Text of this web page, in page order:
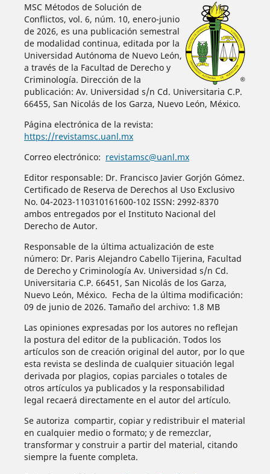
MSC Métodos de Solución de
Conflictos, vol. 6, núm. 10, enero-junio
de 2026, es una publicación semestral
de modalidad continua, editada por la
Universidad Autónoma de Nuevo León,
a través de la Facultad de Derecho y
Criminología. Dirección de la
publicación: Av. Universidad s/n Cd. Universitaria C.P.
66455, San Nicolás de los Garza, Nuevo León, México.
Página electrónica de la revista:
https://revistamsc.uanl.mx
Correo electrónico: revistamsc@uanl.mx
Editor responsable: Dr. Francisco Javier Gorjón Gómez.
Certificado de Reserva de Derechos al Uso Exclusivo
No. 04-2023-110310161600-102 ISSN: 2992-8370
ambos entregados por el Instituto Nacional del
Derecho de Autor.
Responsable de la última actualización de este
número: Dr. Paris Alejandro Cabello Tijerina, Facultad
de Derecho y Criminología Av. Universidad s/n Cd.
Universitaria C.P. 66451, San Nicolás de los Garza,
Nuevo León, México. Fecha de la última modificación:
09 de junio de 2026. Tamaño del archivo: 1.8 MB
Las opiniones expresadas por los autores no reflejan
la postura del editor de la publicación. Todos los
artículos son de creación original del autor, por lo que
esta revista se deslinda de cualquier situación legal
derivada por plagios, copias parciales o totales de
otros artículos ya publicados y la responsabilidad
legal recaerá directamente en el autor del artículo.
Se autoriza compartir, copiar y redistribuir el material
en cualquier medio o formato; y de remezclar,
transformar y construir a partir del material, citando
siempre la fuente completa.